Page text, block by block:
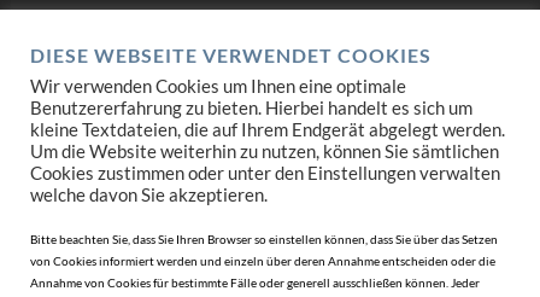
Datenschutz
Impressum
AGB
Mediadaten
DIESE WEBSEITE VERWENDET COOKIES
Wir verwenden Cookies um Ihnen eine optimale
Benutzererfahrung zu bieten. Hierbei handelt es sich um
kleine Textdateien, die auf Ihrem Endgerät abgelegt werden.
Um die Website weiterhin zu nutzen, können Sie sämtlichen
Cookies zustimmen oder unter den Einstellungen verwalten
welche davon Sie akzeptieren.
Bitte beachten Sie, dass Sie Ihren Browser so einstellen können, dass Sie über das Setzen
von Cookies informiert werden und einzeln über deren Annahme entscheiden oder die
Annahme von Cookies für bestimmte Fälle oder generell ausschließen können. Jeder